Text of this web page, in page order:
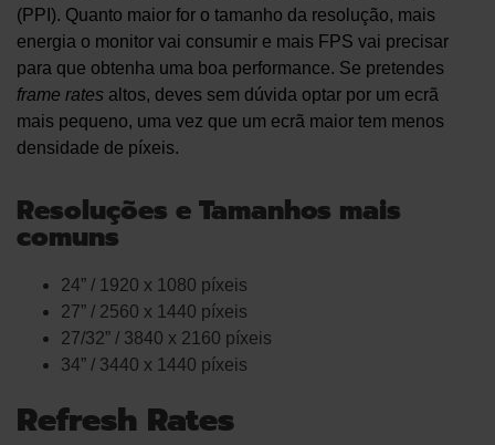
(PPI). Quanto maior for o tamanho da resolução, mais
energia o monitor vai consumir e mais FPS vai precisar
para que obtenha uma boa performance. Se pretendes
frame rates altos, deves sem dúvida optar por um ecrã
mais pequeno, uma vez que um ecrã maior tem menos
densidade de píxeis.
Resoluções e Tamanhos mais
comuns
24” / 1920 x 1080 píxeis
27” / 2560 x 1440 píxeis
27/32” / 3840 x 2160 píxeis
34” / 3440 x 1440 píxeis
Refresh Rates